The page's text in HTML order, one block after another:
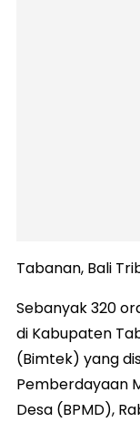
Tabanan, Bali
Sebanyak 320
di Kabupaten
(Bimtek) yang
Pemberdayaan
Desa (BPMD),